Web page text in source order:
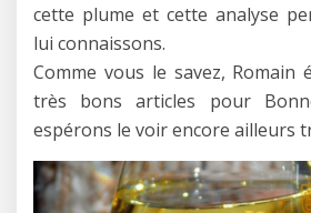
cette plume et cette analyse
lui connaissons.
Comme vous le savez, Romain
très bons articles pour
espérons le voir encore ailleurs